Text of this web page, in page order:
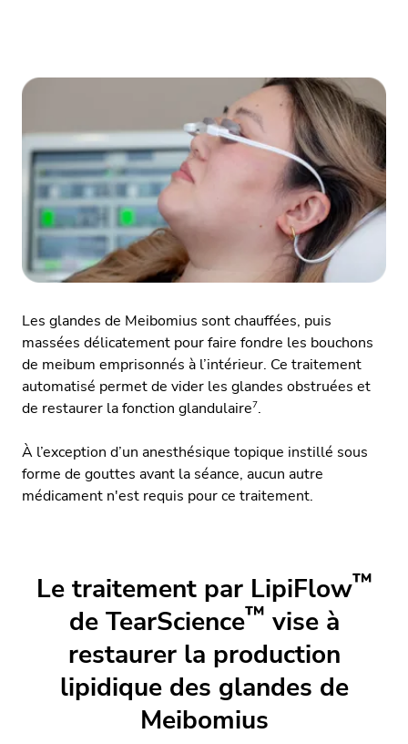
Les glandes de Meibomius sont chauffées, puis
massées délicatement pour faire fondre les bouchons
de meibum emprisonnés à l’intérieur. Ce traitement
automatisé permet de vider les glandes obstruées et
de restaurer la fonction glandulaire7.
À l’exception d’un anesthésique topique instillé sous
forme de gouttes avant la séance, aucun autre
médicament n'est requis pour ce traitement.
Le traitement par LipiFlow™
de TearScience™ vise à
restaurer la production
lipidique des glandes de
Meibomius